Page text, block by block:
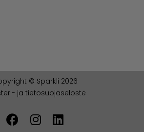
© Sparkli 2026
ja tietosuojaseloste